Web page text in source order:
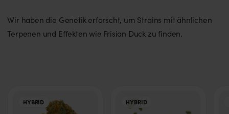
Wir haben die Genetik erforscht, um Strains mit ähnlichen
Terpenen und Effekten wie Frisian Duck zu finden.
HYBRID HYBRID